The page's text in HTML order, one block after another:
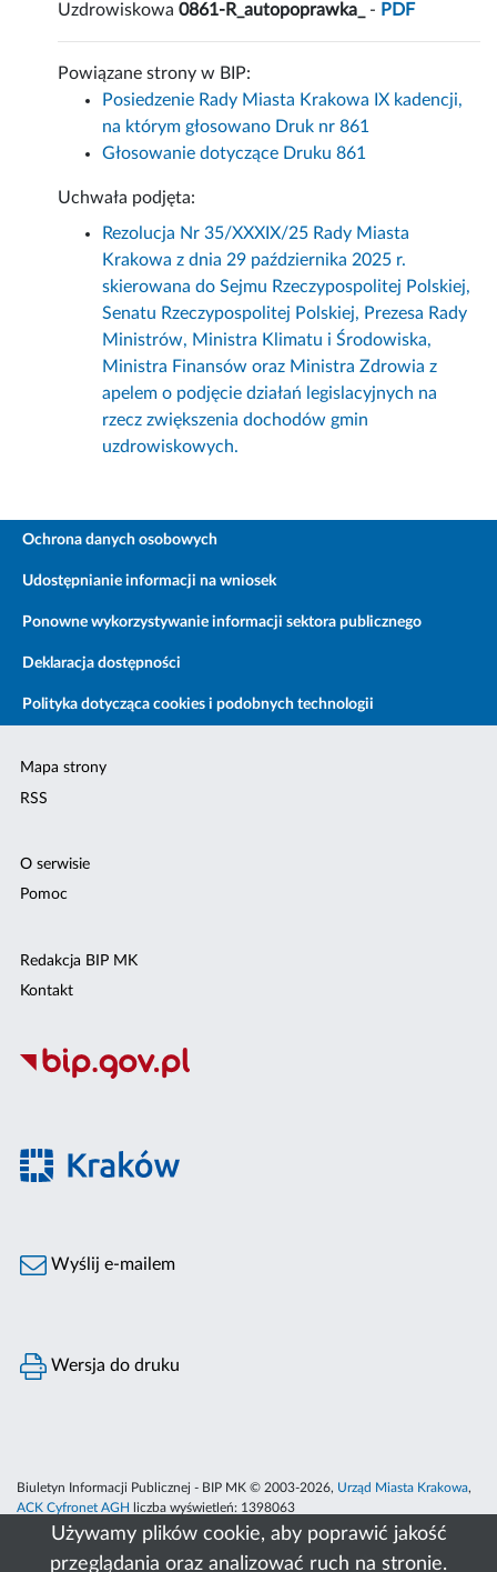
Używamy plików cookie, aby poprawić jakość
przeglądania oraz analizować ruch na stronie.
Uzdrowiskowa0861-R_autopoprawka_ - PDF
Powiązane strony w BIP:
Posiedzenie Rady Miasta Krakowa IX kadencji,
na którym głosowano Druk nr 861
Głosowanie dotyczące Druku 861
Uchwała podjęta:
Rezolucja Nr 35/XXXIX/25 Rady Miasta
Krakowa z dnia 29 października 2025 r.
skierowana do Sejmu Rzeczypospolitej Polskiej,
Senatu Rzeczypospolitej Polskiej, Prezesa Rady
Ministrów, Ministra Klimatu i Środowiska,
Ministra Finansów oraz Ministra Zdrowia z
apelem o podjęcie działań legislacyjnych na
rzecz zwiększenia dochodów gmin
uzdrowiskowych.
Ochrona danych osobowych
Udostępnianie informacji na wniosek
Ponowne wykorzystywanie informacji sektora publicznego
Deklaracja dostępności
Polityka dotycząca cookies i podobnych technologii
Mapa strony
RSS
O serwisie
Pomoc
Redakcja BIP MK
Kontakt
Wyślij e-mailem
Wersja do druku
Biuletyn Informacji Publicznej - BIP MK © 2003-2026, Urząd Miasta Krakowa,
ACK Cyfronet AGH
liczba wyświetleń: 1398063